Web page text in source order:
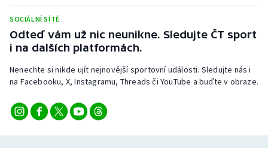
SOCIÁLNÍ SÍTĚ
Odteď vám už nic neunikne. Sledujte ČT sport
i na dalších platformách.
Nenechte si nikde ujít nejnovější sportovní události. Sledujte nás i
na Facebooku, X, Instagramu, Threads či YouTube a buďte v obraze.